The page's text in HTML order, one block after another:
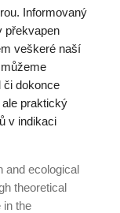
Informovaný
překvapen
veškeré naší
či dokonce
praktický
v indikaci
and ecological
theoretical
in the